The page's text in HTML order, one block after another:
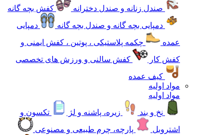
صندل زنانه و صندل دخترانه
کفش بچه گانه
دمپایی بچه گانه و صندل بچه گانه
دمپایی
عمده
چکمه پلاستیکی ، پوتین ، کفش ایمنی و
کفش کار
کفش سالنی و ورزش های تخصصی
کیف عمده
مواد اولیه
مواد اولیه
نخ و بند
زیره، پاشنه و لژ
تکسون و
اشتروبل
پارچه، چرم طبیعی و مصنوعی